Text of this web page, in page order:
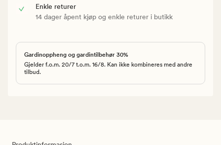
Enkle returer
14 dager åpent kjøp og enkle returer i butikk
Gardinoppheng og gardintilbehør 30%
Gjelder f.o.m. 20/7 t.o.m. 16/8. Kan ikke kombineres med andre
tilbud.